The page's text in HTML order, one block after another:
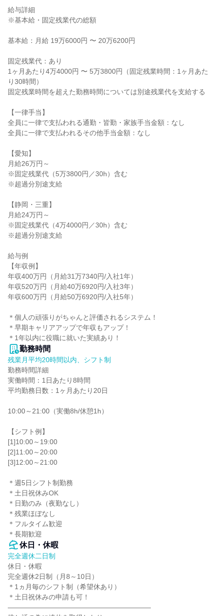
給与詳細
※基本給・固定残業代の総額
基本給：月給 19万6000円 〜 20万6200円
固定残業代：あり
1ヶ月あたり4万4000円 〜 5万3800円（固定残業時間：1ヶ月あた
り30時間）
固定残業時間を超えた勤務時間については別途残業代を支給する
【一律手当】
全員に一律で支払われる通勤・皆勤・家族手当金額：なし
全員に一律で支払われるその他手当金額：なし
【愛知】
月給26万円～
※固定残業代（5万3800円／30h）含む
※超過分別途支給
【静岡・三重】
月給24万円～
※固定残業代（4万4000円／30h）含む
※超過分別途支給
給与例
【年収例】
年収400万円（月給31万7340円/入社1年）
年収520万円（月給40万6920円/入社3年）
年収600万円（月給50万6920円/入社5年）
＊個人の頑張りがちゃんと評価されるシステム！
＊早期キャリアアップで年収もアップ！
＊1年以内に役職に就いた実績あり！
勤務時間
残業月平均20時間以内、シフト制
勤務時間詳細
実働時間：1日あたり8時間
平均勤務日数：1ヶ月あたり20日
10:00～21:00（実働8h/休憩1h）
【シフト例】
[1]10:00～19:00
[2]11:00～20:00
[3]12:00～21:00
＊週5日シフト制勤務
＊土日祝休みOK
＊日勤のみ（夜勤なし）
＊残業ほぼなし
＊フルタイム歓迎
＊長期歓迎
休日・休暇
完全週休二日制
休日・休暇
完全週休2日制（月8～10日）
＊1ヵ月毎のシフト制（希望休あり）
＊土日祝休みの申請も可！
―――――――――――――――――――――